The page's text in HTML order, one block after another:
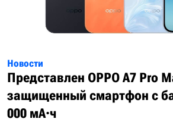
Новости
Представлен OPPO A7 Pro
защищенный смартфон с
000 мА·ч